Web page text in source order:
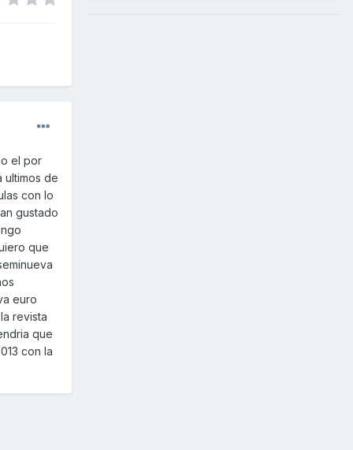
el por
ultimos de
con lo
gustado
que
euro
revista
que
con la